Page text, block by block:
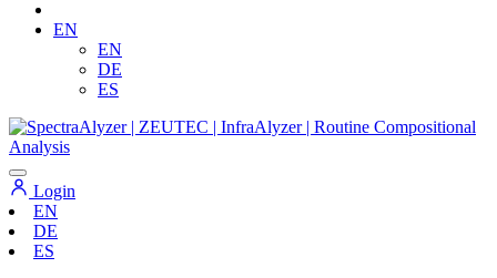
EN
EN
DE
ES
Login
EN
DE
ES